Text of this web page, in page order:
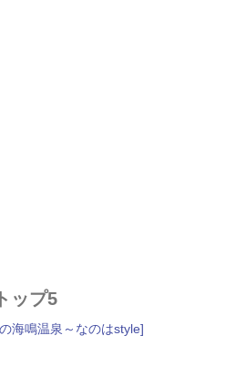
ップ5
海鳴温泉～なのはstyle]